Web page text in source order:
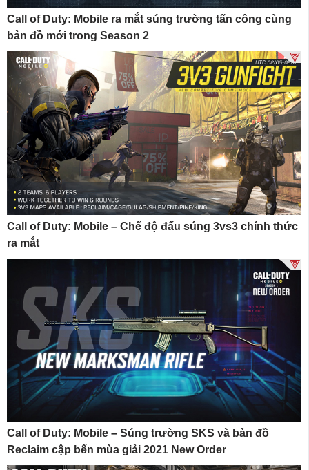
Call of Duty: Mobile ra mắt súng trường tấn công cùng
bản đồ mới trong Season 2
Call of Duty: Mobile – Chế độ đấu súng 3vs3 chính thức
ra mắt
Call of Duty: Mobile – Súng trường SKS và bản đồ
Reclaim cập bến mùa giải 2021 New Order